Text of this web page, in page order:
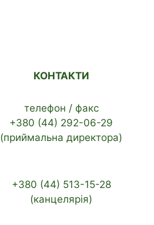
КОНТАКТИ
телефон / факс
+380 (44) 292-06-29
(приймальна директора)
+380 (44) 513-15-28
(канцелярія)